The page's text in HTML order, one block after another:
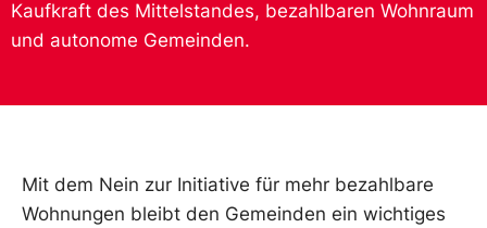
Kaufkraft des Mittelstandes, bezahlbaren Wohnraum
und autonome Gemeinden.
Mit dem Nein zur Initiative für mehr bezahlbare
Wohnungen bleibt den Gemeinden ein wichtiges